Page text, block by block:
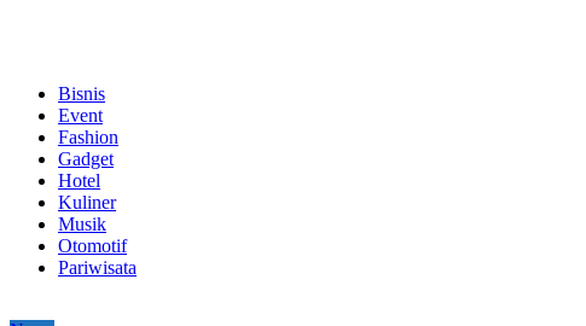
Bisnis
Event
Fashion
Gadget
Hotel
Kuliner
Musik
Otomotif
Pariwisata